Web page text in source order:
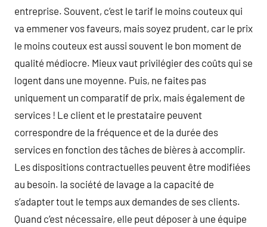
entreprise. Souvent, c’est le tarif le moins couteux qui
va emmener vos faveurs, mais soyez prudent, car le prix
le moins couteux est aussi souvent le bon moment de
qualité médiocre. Mieux vaut privilégier des coûts qui se
logent dans une moyenne. Puis, ne faites pas
uniquement un comparatif de prix, mais également de
services ! Le client et le prestataire peuvent
correspondre de la fréquence et de la durée des
services en fonction des tâches de bières à accomplir.
Les dispositions contractuelles peuvent être modifiées
au besoin. la société de lavage a la capacité de
s’adapter tout le temps aux demandes de ses clients.
Quand c’est nécessaire, elle peut déposer à une équipe